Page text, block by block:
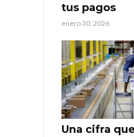
tus pagos
enero 30, 2026
Una cifra que